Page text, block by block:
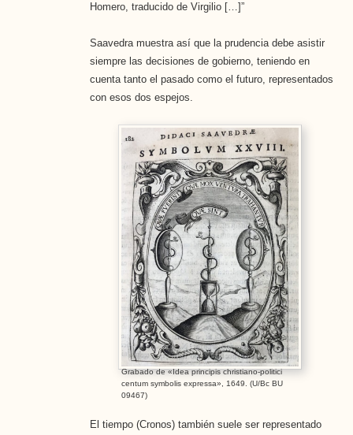
Homero, traducido de Virgilio […]”
Saavedra muestra así que la prudencia debe asistir
siempre las decisiones de gobierno, teniendo en
cuenta tanto el pasado como el futuro, representados
con esos dos espejos.
Grabado de «Idea principis christiano-politici
centum symbolis expressa», 1649. (U/Bc BU
09467)
El tiempo (Cronos) también suele ser representado